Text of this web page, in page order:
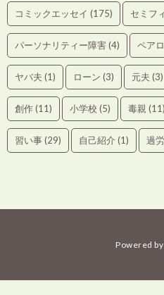
コミックエッセイ (175) セミフ
パーソナリティー障害(4) ペア
ヤバ夫 (1) ローン (3) 元夫 (3)
創作(11) 小学校 (5) 毒親 (11)
習い事(29) 自己紹介 (1) 過労
Powered by